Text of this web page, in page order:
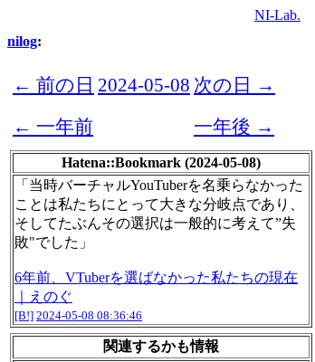
NI-Lab.
nilog:
← 前の日 2024-05-08 次の日 →
← 一年前
一年後 →
Hatena::Bookmark (2024-05-08)
「当時バーチャルYouTuberを名乗らなかった
ことは私たちにとって大きな分岐点であり、
そしてたぶんその選択は一般的に考えて”失
敗"でした」
6年前、VTuberを選ばなかった私たちの現在
｜えのぐ
[B!] 2024-05-08 08:36:46
関連するかも情報